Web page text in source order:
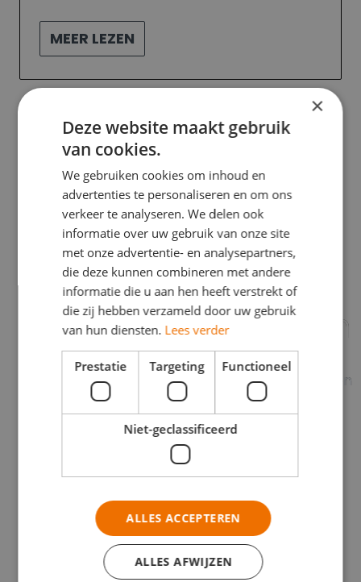
MEER LEZEN
Verbeteruw merk
met onze
reclameoplossingen
Ontdek hoe DWD Groep uw bedrijf kan helpen
om op te vallen en een blijvende indruk te
maken met onze creatieve
reclameoplossingen. Van concept tot
uitvoering, wij bieden op maat gemaakte
oplossingen die uw merk versterken en uw
boodschap effectief overbrengen.
×
Deze website maakt gebruik
van cookies.
We gebruiken cookies om inhoud en
advertenties te personaliseren en om ons
verkeer te analyseren. We delen ook
informatie over uw gebruik van onze site
met onze advertentie- en analysepartners,
die deze kunnen combineren met andere
informatie die u aan hen heeft verstrekt of
die zij hebben verzameld door uw gebruik
van hun diensten. Lees verder
Prestatie Targeting Functioneel
Niet-geclassificeerd
ALLES ACCEPTEREN
ALLES AFWIJZEN